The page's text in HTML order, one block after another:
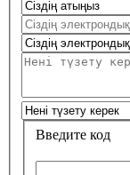
Введите код